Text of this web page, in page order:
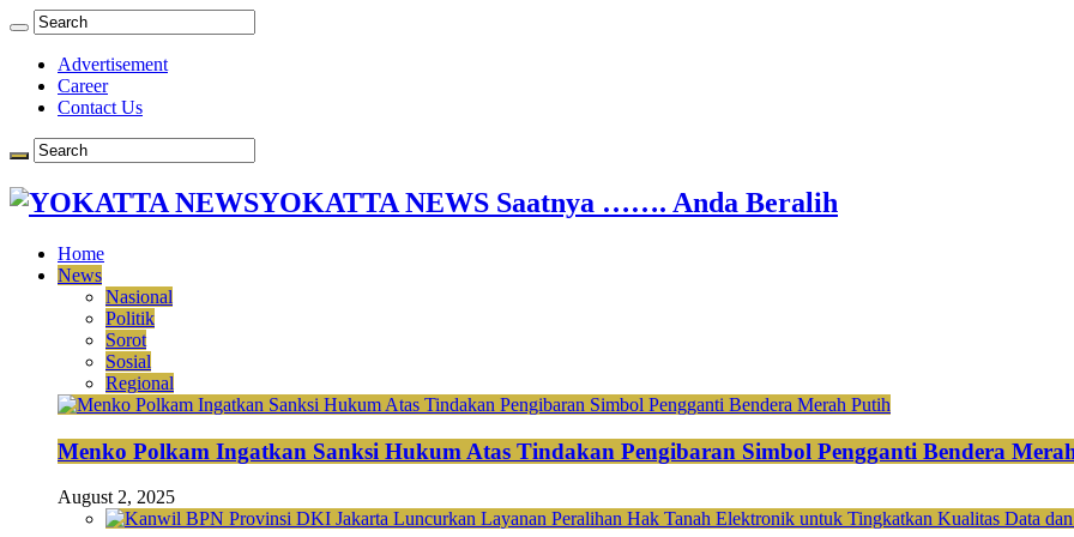
Advertisement
Career
Contact Us
YOKATTA NEWS Saatnya ……. Anda Beralih
Home
News
Nasional
Politik
Sorot
Sosial
Regional
Menko Polkam Ingatkan Sanksi Hukum Atas Tindakan Pengibaran Simbol Pengganti Bendera
August 2, 2025